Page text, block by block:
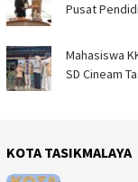
Pusat
Mahasiswa
SD Cineam
KOTA TASIKMALAYA